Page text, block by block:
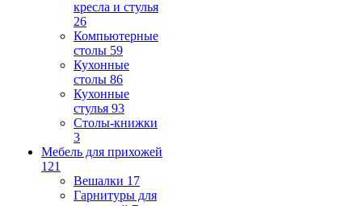
кресла и стулья
26
Компьютерные
столы 59
Кухонные
столы 86
Кухонные
стулья 93
Столы-книжки
3
Мебель для прихожей
121
Вешалки 17
Гарнитуры для